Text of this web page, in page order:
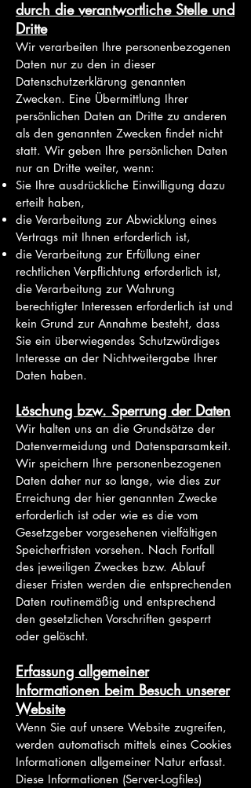
durch die verantwortliche Stelle und
Dritte
Wir verarbeiten Ihre personenbezogenen
Daten nur zu den in dieser
Datenschutzerklärung genannten
Zwecken. Eine Übermittlung Ihrer
persönlichen Daten an Dritte zu anderen
als den genannten Zwecken findet nicht
statt. Wir geben Ihre persönlichen Daten
nur an Dritte weiter, wenn:
Sie Ihre ausdrückliche Einwilligung dazu
erteilt haben,
die Verarbeitung zur Abwicklung eines
Vertrags mit Ihnen erforderlich ist,
die Verarbeitung zur Erfüllung einer
rechtlichen Verpflichtung erforderlich ist,
die Verarbeitung zur Wahrung
berechtigter Interessen erforderlich ist und
kein Grund zur Annahme besteht, dass
Sie ein überwiegendes Schutzwürdiges
Interesse an der Nichtweitergabe Ihrer
Daten haben.
Löschung bzw. Sperrung der Daten
Wir halten uns an die Grundsätze der
Datenvermeidung und Datensparsamkeit.
Wir speichern Ihre personenbezogenen
Daten daher nur so lange, wie dies zur
Erreichung der hier genannten Zwecke
erforderlich ist oder wie es die vom
Gesetzgeber vorgesehenen vielfältigen
Speicherfristen vorsehen. Nach Fortfall
des jeweiligen Zweckes bzw. Ablauf
dieser Fristen werden die entsprechenden
Daten routinemäßig und entsprechend
den gesetzlichen Vorschriften gesperrt
oder gelöscht.
Erfassung allgemeiner
Informationen beim Besuch unserer
Website
Wenn Sie auf unsere Website zugreifen,
werden automatisch mittels eines Cookies
Informationen allgemeiner Natur erfasst.
Diese Informationen (Server-Logfiles)